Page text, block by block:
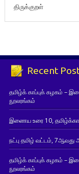
திருக்குறள்
Recent
தமிழ்க் காப்புக் கழகம் –
நூலரங்கம்
இணைய உரை 10,
நட்பு தமிழ் வட்டம், 7ஆவது
தமிழ்க் காப்புக் கழகம் –
நூலரங்கம்